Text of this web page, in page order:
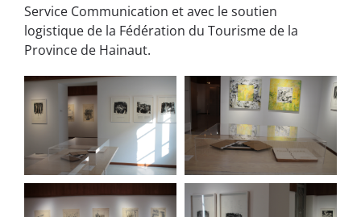
Service Communication et avec le soutien
logistique de la Fédération du Tourisme de la
Province de Hainaut.